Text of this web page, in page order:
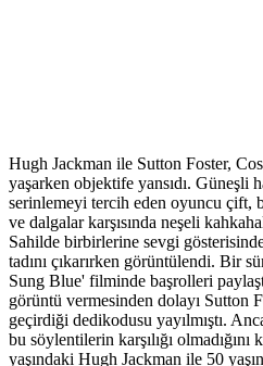
Hugh Jackman ile Sutton Foster,
yaşarken objektife yansıdı. Güneşli
serinlemeyi tercih eden oyuncu çift,
ve dalgalar karşısında neşeli
Sahilde birbirlerine sevgi
tadını çıkarırken görüntülendi. Bir
Sung Blue' filminde başrolleri
görüntü vermesinden dolayı Sutton
geçirdiği dedikodusu yayılmıştı.
bu söylentilerin karşılığı
yaşındaki Hugh Jackman ile 50